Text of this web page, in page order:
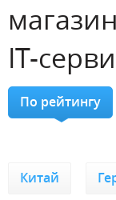
IT-
По рейтингу
Китай